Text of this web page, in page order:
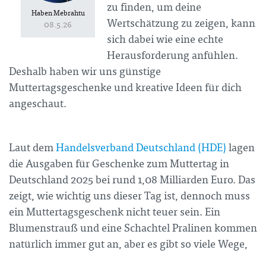
Haben Mebrahtu
08.5.26
zu finden, um deine
Wertschätzung zu zeigen, kann
sich dabei wie eine echte
Herausforderung anfühlen.
Deshalb haben wir uns günstige
Muttertagsgeschenke und kreative Ideen für dich
angeschaut.
Laut demHandelsverband Deutschland (HDE) lagen
die Ausgaben für Geschenke zum Muttertag in
Deutschland 2025 bei rund 1,08 Milliarden Euro. Das
zeigt, wie wichtig uns dieser Tag ist, dennoch muss
ein Muttertagsgeschenk nicht teuer sein. Ein
Blumenstrauß und eine Schachtel Pralinen kommen
natürlich immer gut an, aber es gibt so viele Wege,